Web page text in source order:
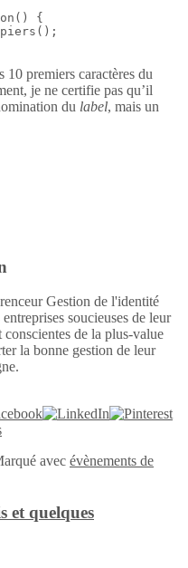
{
premiers caractères du
je ne certifie pas qu’il
du label, mais un
Gestion de l'identité
soucieuses de leur
conscientes de la plus-value
la bonne gestion de leur
avec évènements de
et quelques